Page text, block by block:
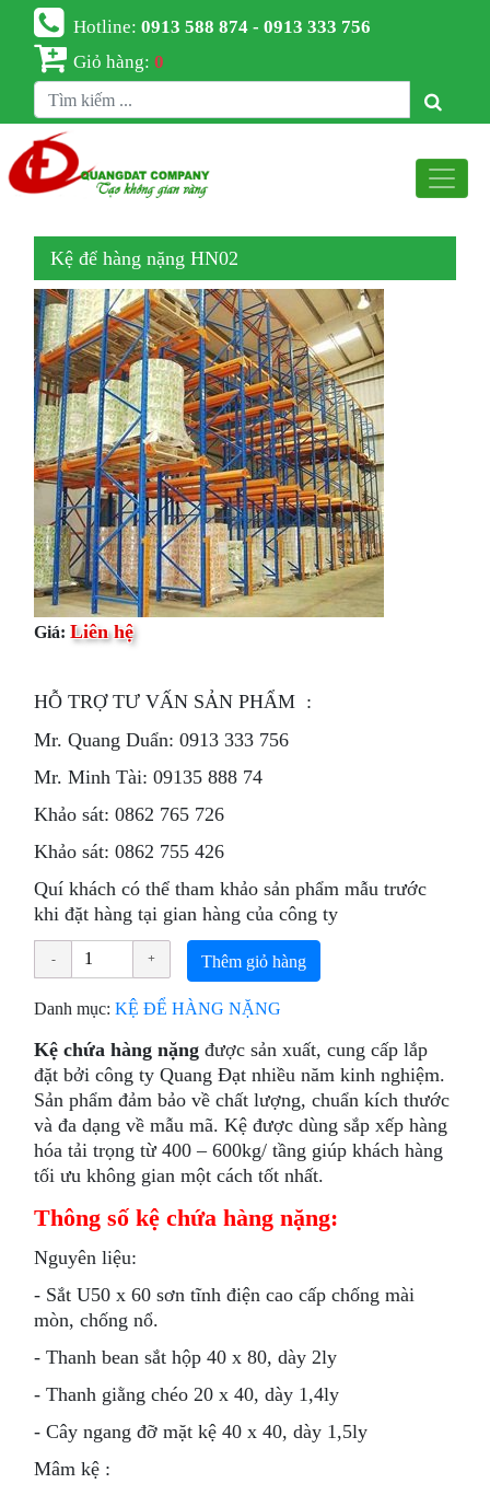
Hotline:0913 588 874 - 0913 333 756
Giỏ hàng:0
Kệ để hàng nặng HN02
Giá: Liên hệ
HỖ​ TRỢ TƯ VẤN SẢN PHẨM :
Mr. Quang Duẩn: 0913 333 756
Mr. Minh Tài: 09135 888 74
Khảo sát: 0862 765 726
Khảo sát: 0862 755 426
Quí khách có thể tham khảo sản phẩm mẫu trước
khi đặt hàng tại gian hàng của công ty
Thêm giỏ hàng
Danh mục:KỆ ĐỂ HÀNG NẶNG
Kệ chứa hàng nặngđược sản xuất, cung cấp lắp
đặt bởi công ty Quang Đạt nhiều năm kinh nghiệm.
Sản phẩm đảm bảo về chất lượng, chuẩn kích thước
và đa dạng về mẫu mã. Kệ được dùng sắp xếp hàng
hóa tải trọng từ 400 – 600kg/ tầng giúp khách hàng
tối ưu không gian một cách tốt nhất.
Thông số kệ chứa hàng nặng:
Nguyên liệu:
- Sắt U50 x 60 sơn tĩnh điện cao cấp chống mài
mòn, chống nổ.
- Thanh bean sắt hộp 40 x 80, dày 2ly
- Thanh giằng chéo 20 x 40, dày 1,4ly
- Cây ngang đỡ mặt kệ 40 x 40, dày 1,5ly
Mâm kệ :